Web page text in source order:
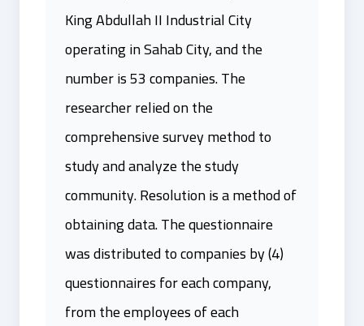
King Abdullah II Industrial City
operating in Sahab City, and the
number is 53 companies. The
researcher relied on the
comprehensive survey method to
study and analyze the study
community. Resolution is a method of
obtaining data. The questionnaire
was distributed to companies by (4)
questionnaires for each company,
from the employees of each